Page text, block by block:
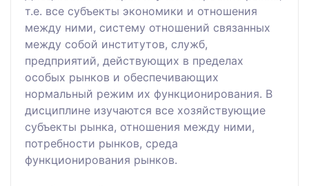
т.е. все субъекты экономики и отношения
между ними, систему отношений связанных
между собой институтов, служб,
предприятий, действующих в пределах
особых рынков и обеспечивающих
нормальный режим их функционирования. В
дисциплине изучаются все хозяйствующие
субъекты рынка, отношения между ними,
потребности рынков, среда
функционирования рынков.